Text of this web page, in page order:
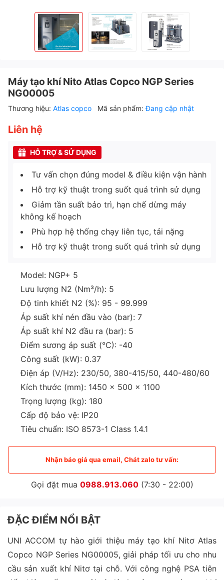
Máy tạo khí Nito Atlas Copco NGP Series
NG00005
Thương hiệu: Atlas copco Mã sản phẩm:Đang cập nhật
Liên hệ
HỖ TRỢ & SỬ DỤNG
Tư vấn chọn đúng model & điều kiện vận hành
Hỗ trợ kỹ thuật trong suốt quá trình sử dụng
Giảm tần suất bảo trì, hạn chế dừng máy
không kế hoạch
Phù hợp hệ thống chạy liên tục, tải nặng
Hỗ trợ kỹ thuật trong suốt quá trình sử dụng
Model: NGP+ 5
Lưu lượng N2 (Nm³/h): 5
Độ tinh khiết N2 (%): 95 - 99.999
Áp suất khí nén đầu vào (bar): 7
Áp suất khí N2 đầu ra (bar): 5
Điểm sương áp suất (°C): -40
Công suất (kW): 0.37
Điện áp (V/Hz): 230/50, 380-415/50, 440-480/60
Kích thước (mm): 1450 x 500 x 1100
Trọng lượng (kg): 180
Cấp độ bảo vệ: IP20
Tiêu chuẩn: ISO 8573-1 Class 1.4.1
Nhận báo giá qua email, Chát zalo tư vấn:
Gọi đặt mua 0988.913.060(7:30 - 22:00)
ĐẶC ĐIỂM NỔI BẬT
UNI ACCOM tự hào giới thiệu máy tạo khí Nitơ Atlas
Copco NGP Series NG00005, giải pháp tối ưu cho nhu
cầu sản xuất khí Nitơ tại chỗ. Với công nghệ PSA tiên